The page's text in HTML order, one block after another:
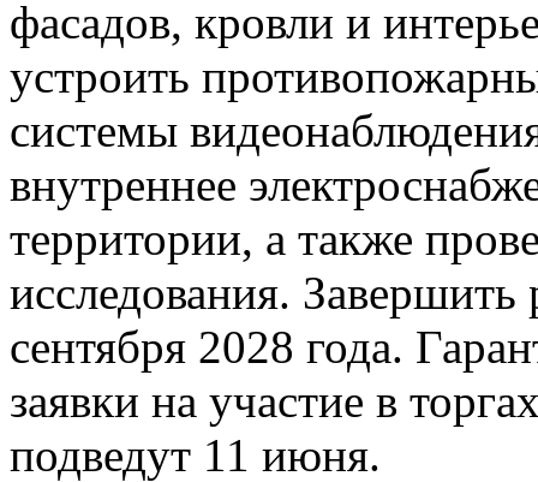
фасадов, кровли и
устроить
системы
внутреннее
территории, а также
исследования.
сентября 2028 года.
заявки на участие в
подведут 11 июня.